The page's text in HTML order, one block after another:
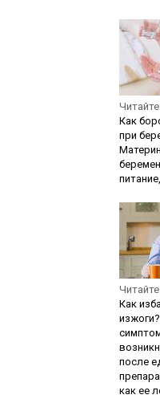
Как
при
Как
после
как ее